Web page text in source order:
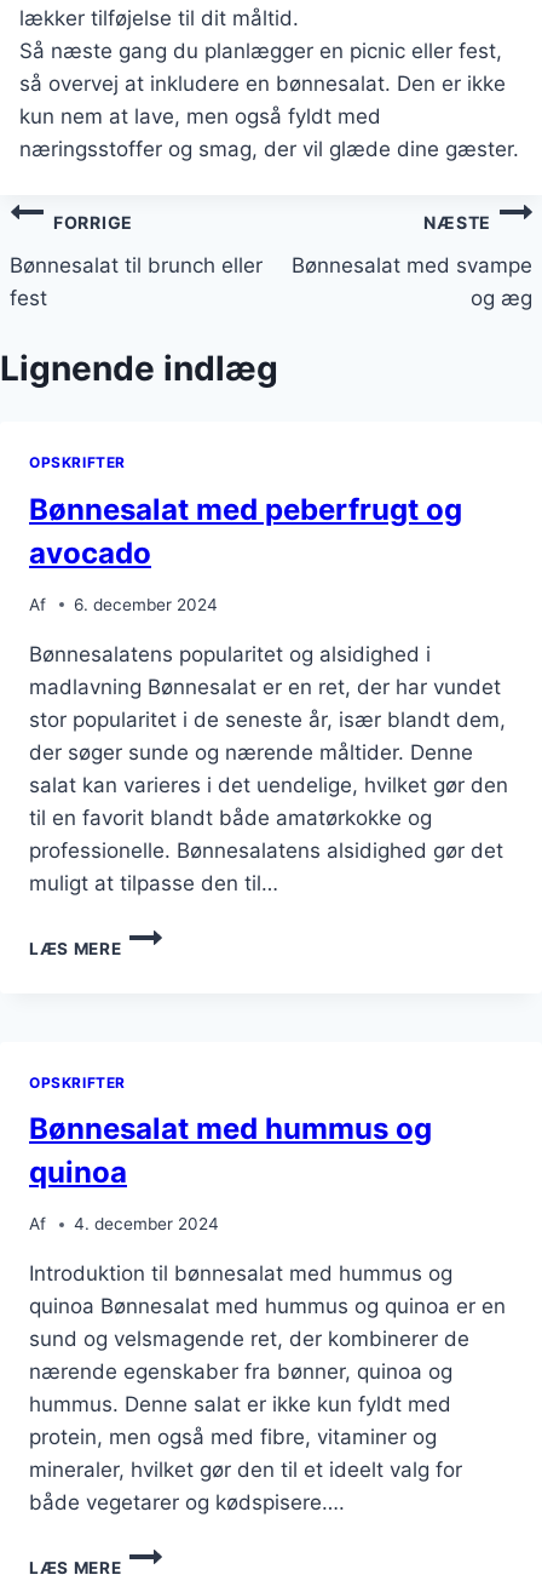
lækker tilføjelse til dit måltid.
Så næste gang du planlægger en picnic eller fest,
så overvej at inkludere en bønnesalat. Den er ikke
kun nem at lave, men også fyldt med
næringsstoffer og smag, der vil glæde dine gæster.
Indlægsnavigation
FORRIGE
Bønnesalat til brunch eller
fest
NÆSTE
Bønnesalat med svampe
og æg
Lignende indlæg
OPSKRIFTER
Bønnesalat med peberfrugt og
avocado
Af 6. december 2024
Bønnesalatens popularitet og alsidighed i
madlavning Bønnesalat er en ret, der har vundet
stor popularitet i de seneste år, især blandt dem,
der søger sunde og nærende måltider. Denne
salat kan varieres i det uendelige, hvilket gør den
til en favorit blandt både amatørkokke og
professionelle. Bønnesalatens alsidighed gør det
muligt at tilpasse den til…
LÆS MERE
BØNNESALAT
MED
OPSKRIFTER
Bønnesalat med hummus og
quinoa
Af 4. december 2024
Introduktion til bønnesalat med hummus og
quinoa Bønnesalat med hummus og quinoa er en
sund og velsmagende ret, der kombinerer de
nærende egenskaber fra bønner, quinoa og
hummus. Denne salat er ikke kun fyldt med
protein, men også med fibre, vitaminer og
mineraler, hvilket gør den til et ideelt valg for
både vegetarer og kødspisere….
LÆS MERE
BØNNESALAT
MED